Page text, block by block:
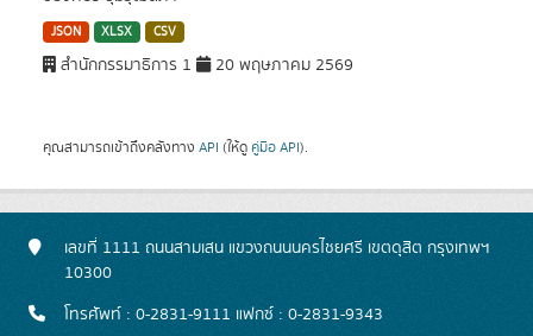
JSON XLSX CSV
สำนักกรรมาธิการ 1 20 พฤษภาคม 2569
คุณสามารถเข้าถึงคลังทาง API (ให้ดู คู่มือ API).
เลขที่ 1111 ถนนสามเสน แขวงถนนนครไชยศรี เขตดุสิต กรุงเทพฯ
10300
โทรศัพท์ : 0-2831-9111 แฟกซ์ : 0-2831-9343